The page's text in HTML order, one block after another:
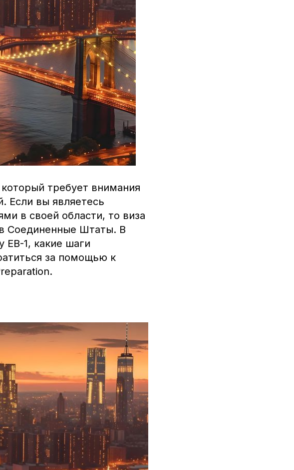
требует внимания
Если вы являетесь
в своей области, то виза
Соединенные Штаты. В
EB-1, какие шаги
за помощью к